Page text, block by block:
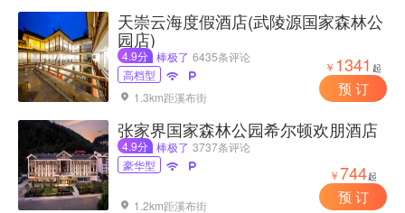
天崇云海度假酒店(武陵源国家森林公
园店)
4.9分 棒极了 6435条评论
高档型


 1.3km距溪布街
￥1341起
预 订
张家界国家森林公园希尔顿欢朋酒店
4.9分 棒极了 3737条评论
豪华型
 
 1.2km距溪布街
￥744起
预 订